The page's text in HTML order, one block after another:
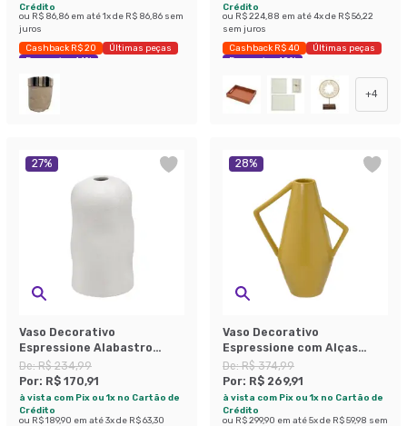
Crédito
ou R$ 86,86 em até1x de R$ 86,86 sem
juros
Cashback R$ 20
Últimas peças
Economize 44%
Crédito
ou R$ 224,88 em até4x de R$ 56,22
sem juros
Cashback R$ 40
Últimas peças
Economize 40%
+4
27%
Vaso Decorativo
Espressione Alabastro
Areia
De:R$ 234,99
Por: R$ 170,91
à vista com Pix ou 1x no Cartão de
Crédito
ou R$ 189,90 em até3x de R$ 63,30
28%
Vaso Decorativo
Espressione com Alças
Amarelo
De:R$ 374,99
Por: R$ 269,91
à vista com Pix ou 1x no Cartão de
Crédito
ou R$ 299,90 em até5x de R$ 59,98 sem